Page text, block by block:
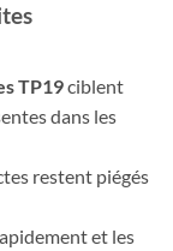
TP19ciblent
dans les
restent piégés
et les